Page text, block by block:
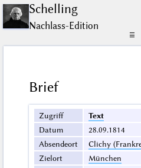
Schelling
Nachlass-Edition
☰
Brief
Zugriff
Text
Datum
28.09.1814
Absendeort
Clichy
Zielort
München